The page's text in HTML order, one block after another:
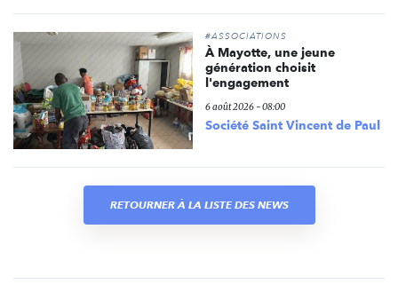
#ASSOCIATIONS
À Mayotte, une jeune
génération choisit
l'engagement
6 août 2026 - 08:00
Société Saint Vincent de Paul
RETOURNER À LA LISTE DES NEWS